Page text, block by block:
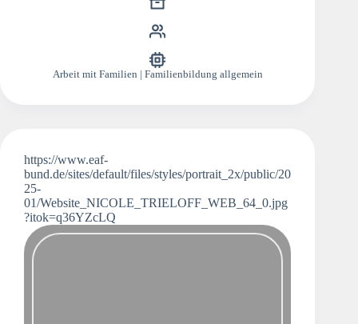
Arbeit mit Familien | Familienbildung allgemein
https://www.eaf-
bund.de/sites/default/files/styles/portrait_2x/public/20
25-
01/Website_NICOLE_TRIELOFF_WEB_64_0.jpg
?itok=q36YZcLQ